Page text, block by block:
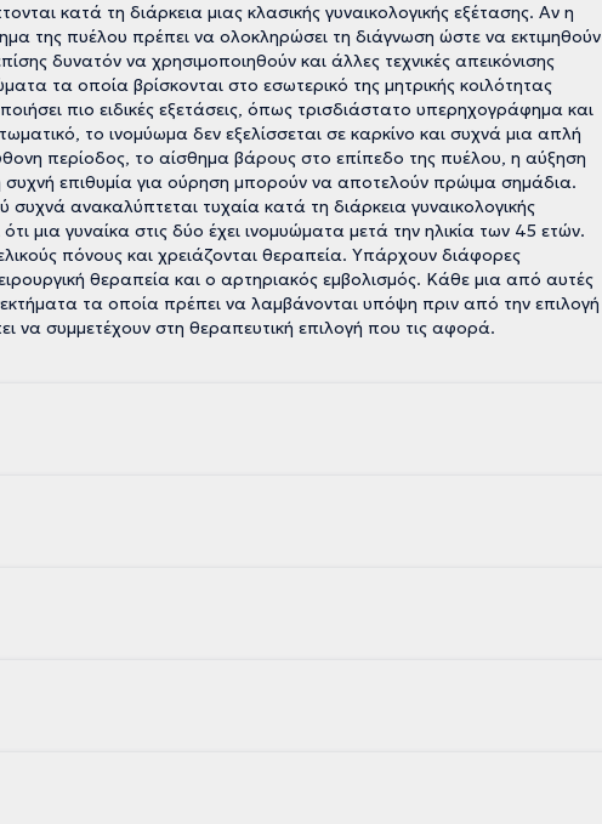
κατά τη διάρκεια μιας κλασικής γυναικολογικής εξέτασης. Αν η
της πυέλου πρέπει να ολοκληρώσει τη διάγνωση ώστε να εκτιμηθούν
δυνατόν να χρησιμοποιηθούν και άλλες τεχνικές απεικόνισης
τα οποία βρίσκονται στο εσωτερικό της μητρικής κοιλότητας
πιο ειδικές εξετάσεις, όπως τρισδιάστατο υπερηχογράφημα και
το ινομύωμα δεν εξελίσσεται σε καρκίνο και συχνά μια απλή
περίοδος, το αίσθημα βάρους στο επίπεδο της πυέλου, η αύξηση
συχνή επιθυμία για ούρηση μπορούν να αποτελούν πρώιμα σημάδια.
ανακαλύπτεται τυχαία κατά τη διάρκεια γυναικολογικής
μια γυναίκα στις δύο έχει ινομυώματα μετά την ηλικία των 45 ετών.
πόνους και χρειάζονται θεραπεία. Υπάρχουν διάφορες
θεραπεία και ο αρτηριακός εμβολισμός. Κάθε μια από αυτές
τα οποία πρέπει να λαμβάνονται υπόψη πριν από την επιλογή
να συμμετέχουν στη θεραπευτική επιλογή που τις αφορά.